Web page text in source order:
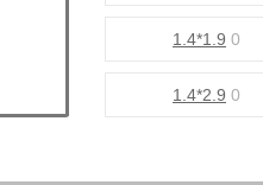
1.4*1.9 0
1.4*2.9 0